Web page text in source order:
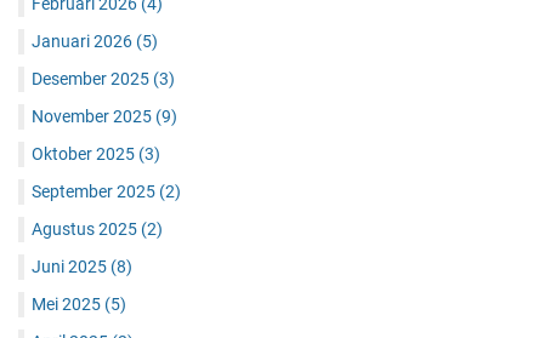
Januari 2026 (5)
Desember 2025 (3)
November 2025 (9)
Oktober 2025 (3)
September 2025 (2)
Agustus 2025 (2)
Juni 2025 (8)
Mei 2025 (5)